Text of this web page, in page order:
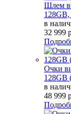
Шлем
в
32 999
Очки
128GB
в
48 999